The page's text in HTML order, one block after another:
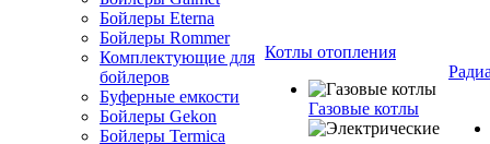
Бойлеры Eterna
Бойлеры Rommer
Комплектующие для
бойлеров
Буферные емкости
Бойлеры Gekon
Бойлеры Termica
Котлы отопления
Газовые котлы